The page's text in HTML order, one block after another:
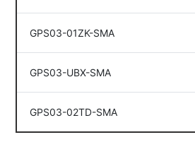
GPS03-01ZK-SMA
GPS03-UBX-SMA
GPS03-02TD-SMA